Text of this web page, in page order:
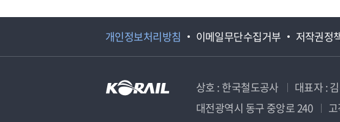
개인정보처리방침 이메일무단수집거부 저작권정
상호 : 한국철도공사 대표자 :
대전광역시 동구 중앙로 240